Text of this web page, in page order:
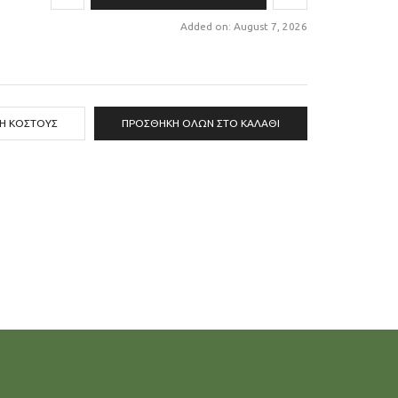
Added on: August 7, 2026
ΚΌΣΤΟΥΣ ΠΡΟΣΘΉΚΗ ΌΛΩΝ ΣΤΟ ΚΑΛΆΘΙ